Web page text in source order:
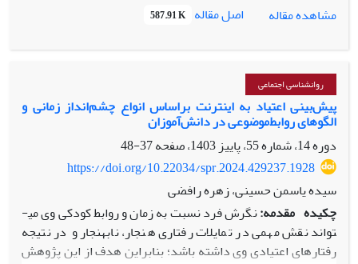
هیجانی و کارکردهای اجتماعی در سه گروه از کودکان
جامعه آماری پژوهش را کلیۀ دانش‌آموزان پایۀ ششم
ابتدایی در منطقه فردیس شهر کرج در سال تحصیلی
۱۴۰۲–
روش نمونه‌گیری در دسترس انتخاب و به صورت هدفمند
در سه گروه هم اندازه جایگزین شدند. ابزارهای گردآوری
طبقه‌بندی اختلالات رفتاری، آزمون بازشناسی هیجانی
چهره اکمن (1976) برای سنجش توانایی شناسایی
هیجانات پایه، و مقیاس کارکرد اجتماعی انطباقی کودکان و
نوجوانان پرایس و همکاران (2002) برای ارزیابی ابعاد
مشاهده مقاله
اصل مقاله 587.91 K
روانشناسی اجتماعی
پیش‌بینی اعتیاد به اینترنت براساس انواع چشم‌انداز ‌زمانی و
الگوهای روابط‌موضوعی در دانش‌آموزان
دوره 14، شماره 55، پاییز 1403، صفحه
37-48
https://doi.org/10.22034/spr.2024.429237.1928
سیده یاسمن حسینی، زهره رافضی
چکیده مقدمه:نگرش فرد نسبت به زمان و روابط کودکی وی می­
تواند نقش مهمی در تمایلات رفتاری هنجار، نابهنجار و ‌در نتیجه
رفتارهای اعتیادی وی داشته باشد؛ بنابراین هدف از این پژوهش